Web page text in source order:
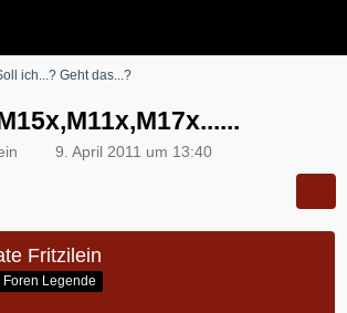
ich...? Geht das...?
9. April 2011 um 13:40
Fritzilein
Legende